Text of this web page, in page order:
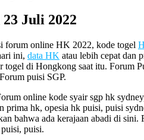
Juli 2022
forum online HK 2022, kode togel
ini, data HK atau lebih cepat dan
togel di Hongkong saat itu. Forum
puisi SGP.
online kode syair sgp hk
prima hk, opesia hk puisi, puisi
bahwa ada kerajaan abadi di
puisi.